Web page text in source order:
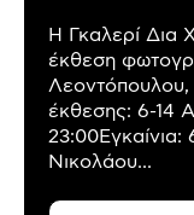
Η Γκαλερί Δια
έκθεση
έκθεσης: 6-14
Νικολάου...